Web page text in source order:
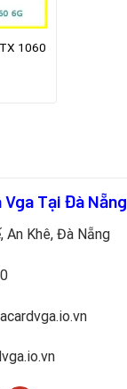
1060
Tại Đà Nẵng
An Khê, Đà Nẵng